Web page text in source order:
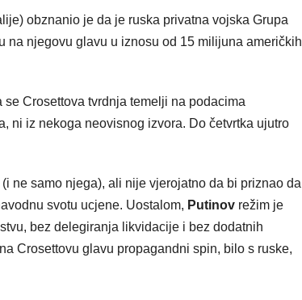
obznanio je da je ruska privatna vojska Grupa
na njegovu glavu u iznosu od 15 milijuna američkih
Crosettova tvrdnja temelji na podacima
ni iz nekoga neovisnog izvora. Do četvrtka ujutro
ne samo njega), ali nije vjerojatno da bi priznao da
svotu ucjene. Uostalom, Putinov režim je
bez delegiranja likvidacije i bez dodatnih
Crosettovu glavu propagandni spin, bilo s ruske,